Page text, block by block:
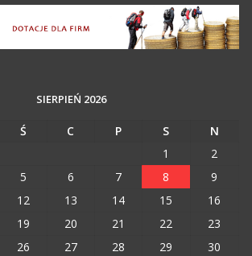
SIERPIEŃ 2026
Ś C P S
N
1
2
5 6 7 8
9
12 13 14 15
16
19 20 21 22
23
26 27 28 29 30